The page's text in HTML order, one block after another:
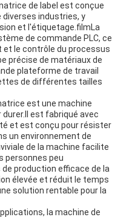
de label est conçue
diverses industries, y
et l'étiquetage.filmLa
de commande PLC, ce
le contrôle du processus
précise de matériaux de
plateforme de travail
de différentes tailles
est une machine
est fabriqué avec
et est conçu pour résister
un environnement de
de la machine facilite
personnes peu
production efficace de la
élevée et réduit le temps
solution rentable pour la
la machine de